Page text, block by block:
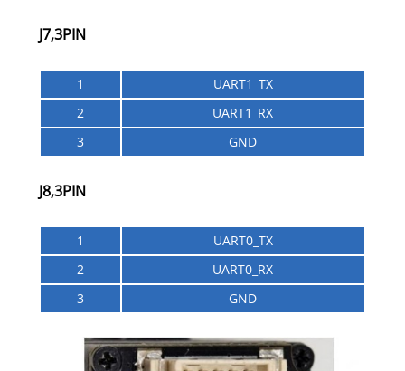
J7,3PIN
1
UART1_TX
2
UART1_RX
3
GND
J8,3PIN
1
UART0_TX
2
UART0_RX
3
GND